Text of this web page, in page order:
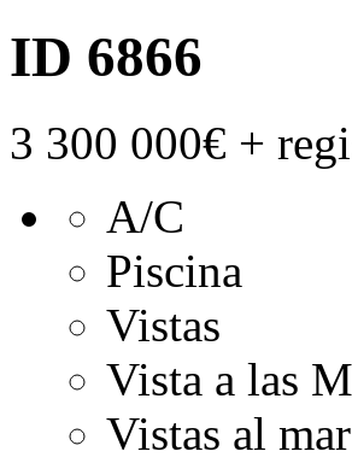
ID 6866
3 300 000€ +
А/С
Piscina
Vistas
Vista a las
Vistas al mar